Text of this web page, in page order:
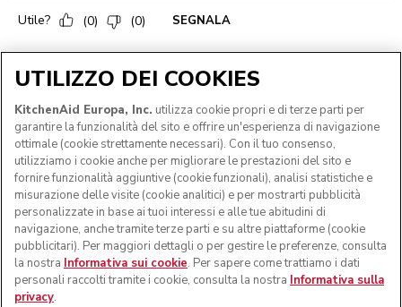
UTILIZZO DEI COOKIES
KitchenAid Europa, Inc. utilizza cookie propri e di terze parti per
garantire la funzionalità del sito e offrire un'esperienza di navigazione
ottimale (cookie strettamente necessari). Con il tuo consenso,
utilizziamo i cookie anche per migliorare le prestazioni del sito e
fornire funzionalità aggiuntive (cookie funzionali), analisi statistiche e
misurazione delle visite (cookie analitici) e per mostrarti pubblicità
personalizzate in base ai tuoi interessi e alle tue abitudini di
navigazione, anche tramite terze parti e su altre piattaforme (cookie
pubblicitari). Per maggiori dettagli o per gestire le preferenze, consulta
la nostra Informativa sui cookie. Per sapere come trattiamo i dati
personali raccolti tramite i cookie, consulta la nostra Informativa sulla
privacy.